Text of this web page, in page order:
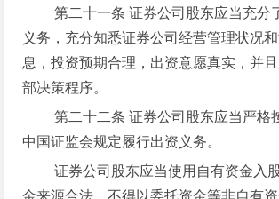
第二十一条 证券公司股东应当充分了解股东权利和
义务，充分知悉证券公司经营管理状况
息，投资预期合理，出资意愿真实，并
部决策程序。
第二十二条 证券公司股东应当严格按照法律法规和
中国证监会规定履行出资义务。
证券公司股东应当使用自有资金入股证券公司，资
金来源合法，不得以委托资金等非自有